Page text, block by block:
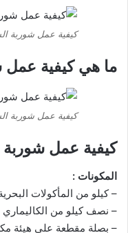
كيفية عمل شوربة
ما هي كيفية
كيفية عمل شوربة
كيفية عمل شوربة
المكونات :
– كيلو من المأكولات
– نصف كيلو من
– بصلة مقطعة على هيئة